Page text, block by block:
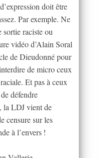
doit être
Par exemple. Ne
sortie raciste ou
vidéo d’Alain Soral
de Dieudonné pour
de micro ceux
Et pas à ceux
défendre
la LDJ vient de
censure sur les
à l’envers !